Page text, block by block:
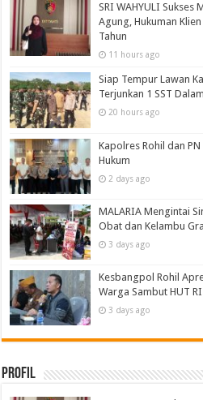
SRI WAHYULI Sukses
Agung, Hukuman
Tahun
11 hours ago
Siap Tempur Lawan
Terjunkan 1 SST
20 hours ago
Kapolres Rohil dan
Hukum
2 days ago
MALARIA Mengintai
Obat dan Kelambu
3 days ago
Kesbangpol Rohil
Warga Sambut HUT RI
3 days ago
Profil